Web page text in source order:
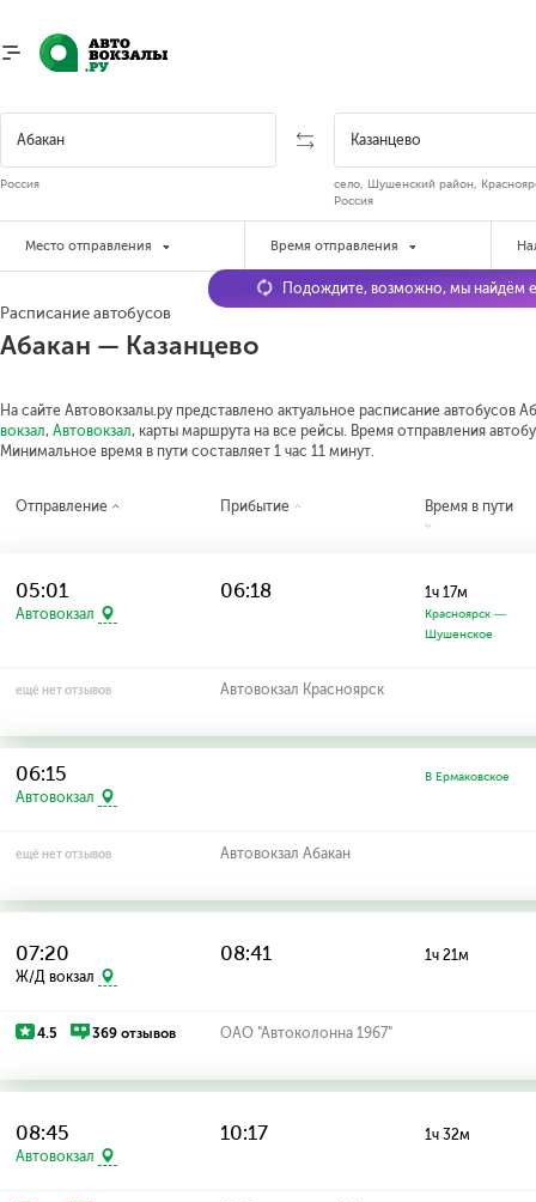
Россия
село, Шушенский район,
Россия
Место отправления Время отправления
Расписание автобусов
Абакан — Казанцево
На сайте Автовокзалы.ру представлено актуальное расписание автобусов
вокзал, Автовокзал, карты маршрута на все рейсы. Время отправления
Минимальное время в пути составляет 1 час 11 минут.
Подождите, возможно, мы найдём
Отправление Прибытие Время в пути
05:01
Автовокзал
06:18 1ч 17м
Красноярск —
Шушенское
ещё нет отзывов Автовокзал Красноярск
06:15
Автовокзал
В Ермаковское
ещё нет отзывов Автовокзал Абакан
07:20
Ж/Д вокзал
08:41 1ч 21м
4.5 369 отзывов ОАО "Автоколонна 1967"
08:45
Автовокзал
10:17 1ч 32м